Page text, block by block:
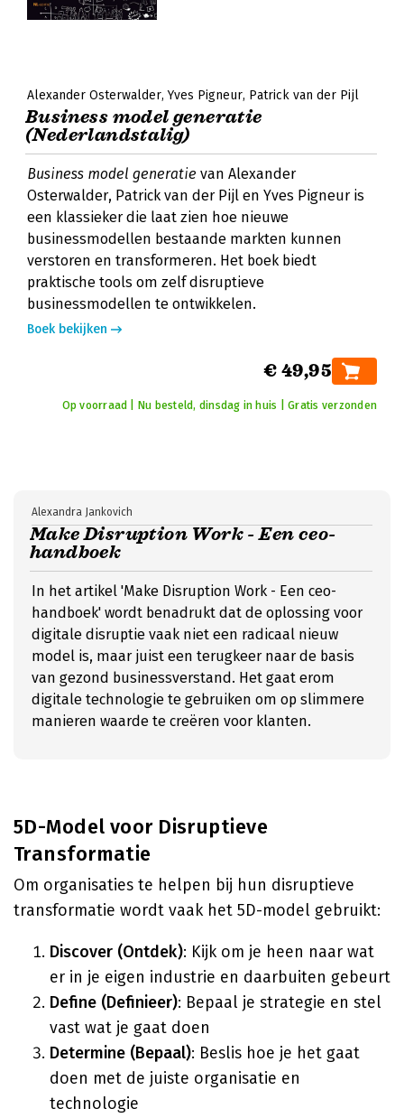
Alexander Osterwalder Yves Pigneur Patrick van der Pijl
Business model generatie
(Nederlandstalig)
Business model generatie van Alexander
Osterwalder, Patrick van der Pijl en Yves Pigneur is
een klassieker die laat zien hoe nieuwe
businessmodellen bestaande markten kunnen
verstoren en transformeren. Het boek biedt
praktische tools om zelf disruptieve
businessmodellen te ontwikkelen.
Boek bekijken
€ 49,95
Op voorraad | Nu besteld, dinsdag in huis | Gratis verzonden
Make Disruption Work - Een ceo-
handboek
Alexandra Jankovich
In het artikel 'Make Disruption Work - Een ceo-
handboek' wordt benadrukt dat de oplossing voor
digitale disruptie vaak niet een radicaal nieuw
model is, maar juist een terugkeer naar de basis
van gezond businessverstand. Het gaat erom
digitale technologie te gebruiken om op slimmere
manieren waarde te creëren voor klanten.
5D-Model voor Disruptieve
Transformatie
Om organisaties te helpen bij hun disruptieve
transformatie wordt vaak het 5D-model gebruikt:
Discover (Ontdek): Kijk om je heen naar wat
er in je eigen industrie en daarbuiten gebeurt
Define (Definieer): Bepaal je strategie en stel
vast wat je gaat doen
Determine (Bepaal): Beslis hoe je het gaat
doen met de juiste organisatie en
technologie